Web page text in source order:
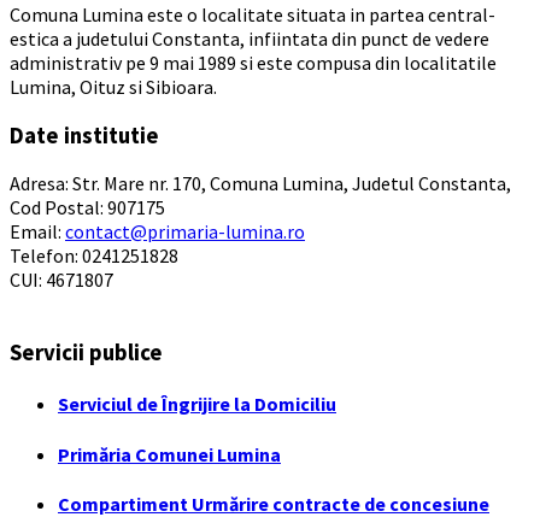
Comuna Lumina este o localitate situata in partea central-
estica a judetului Constanta, infiintata din punct de vedere
administrativ pe 9 mai 1989 si este compusa din localitatile
Lumina, Oituz si Sibioara.
Date institutie
Adresa: Str. Mare nr. 170, Comuna Lumina, Judetul Constanta,
Cod Postal: 907175
Email: contact@primaria-lumina.ro
Telefon: 0241251828
CUI: 4671807
Servicii publice
Serviciul de Îngrijire la Domiciliu
Primăria Comunei Lumina
Compartiment Urmărire contracte de concesiune